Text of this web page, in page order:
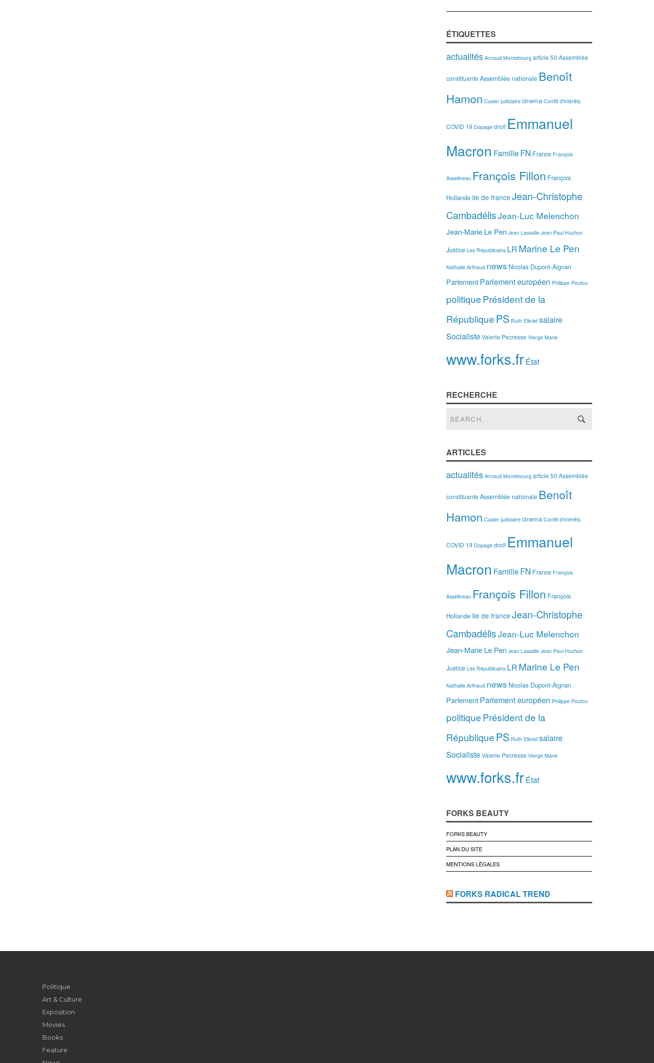
ÉTIQUETTES
actualités Arnaud Montebourg article 50 Assemblée
constituante Assemblée nationale Benoît
Hamon Casier judiciaire cinema Conflit d'intérêts
COVID 19 Dopage droit Emmanuel
Macron FamilleFN France François
Asselineau François Fillon François
Hollande Ile de france Jean-Christophe
CambadélisJean-Luc Melenchon
Jean-Marie Le Pen Jean Lassalle Jean Paul Huchon
Justice Les Républicains LR Marine Le Pen
Nathalie Arthaud news Nicolas Dupont-Aignan
ParlementParlement européen Philippe Poutou
politiquePrésident de la
République PS Ruth Elkrief salaire
SocialisteValerie Pecresse Vierge Marie
www.forks.frÉtat
RECHERCHE
ARTICLES
actualités Arnaud Montebourg article 50 Assemblée
constituante Assemblée nationale Benoît
Hamon Casier judiciaire cinema Conflit d'intérêts
COVID 19 Dopage droit Emmanuel
Macron FamilleFN France François
Asselineau François Fillon François
Hollande Ile de france Jean-Christophe
CambadélisJean-Luc Melenchon
Jean-Marie Le Pen Jean Lassalle Jean Paul Huchon
Justice Les Républicains LR Marine Le Pen
Nathalie Arthaud news Nicolas Dupont-Aignan
ParlementParlement européen Philippe Poutou
politiquePrésident de la
République PS Ruth Elkrief salaire
SocialisteValerie Pecresse Vierge Marie
www.forks.frÉtat
FORKS BEAUTY
FORKS BEAUTY
PLAN DU SITE
MENTIONS LÉGALES
FORKS RADICAL TREND
Politique
Art & Culture
Exposition
Movies
Books
Feature